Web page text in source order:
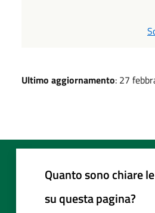
Ultimo aggiornamento: 27
Quanto sono chiare
su questa pagina?